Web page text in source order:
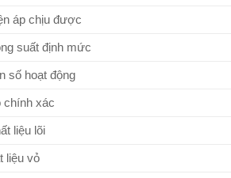
áp chịu được
suất định mức
số hoạt động
chính xác
liệu lõi
liệu vỏ